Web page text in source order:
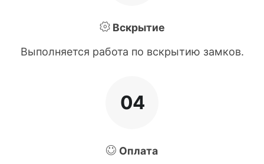
Вскрытие
Выполняется работа по вскрытию замков.
04
Оплата